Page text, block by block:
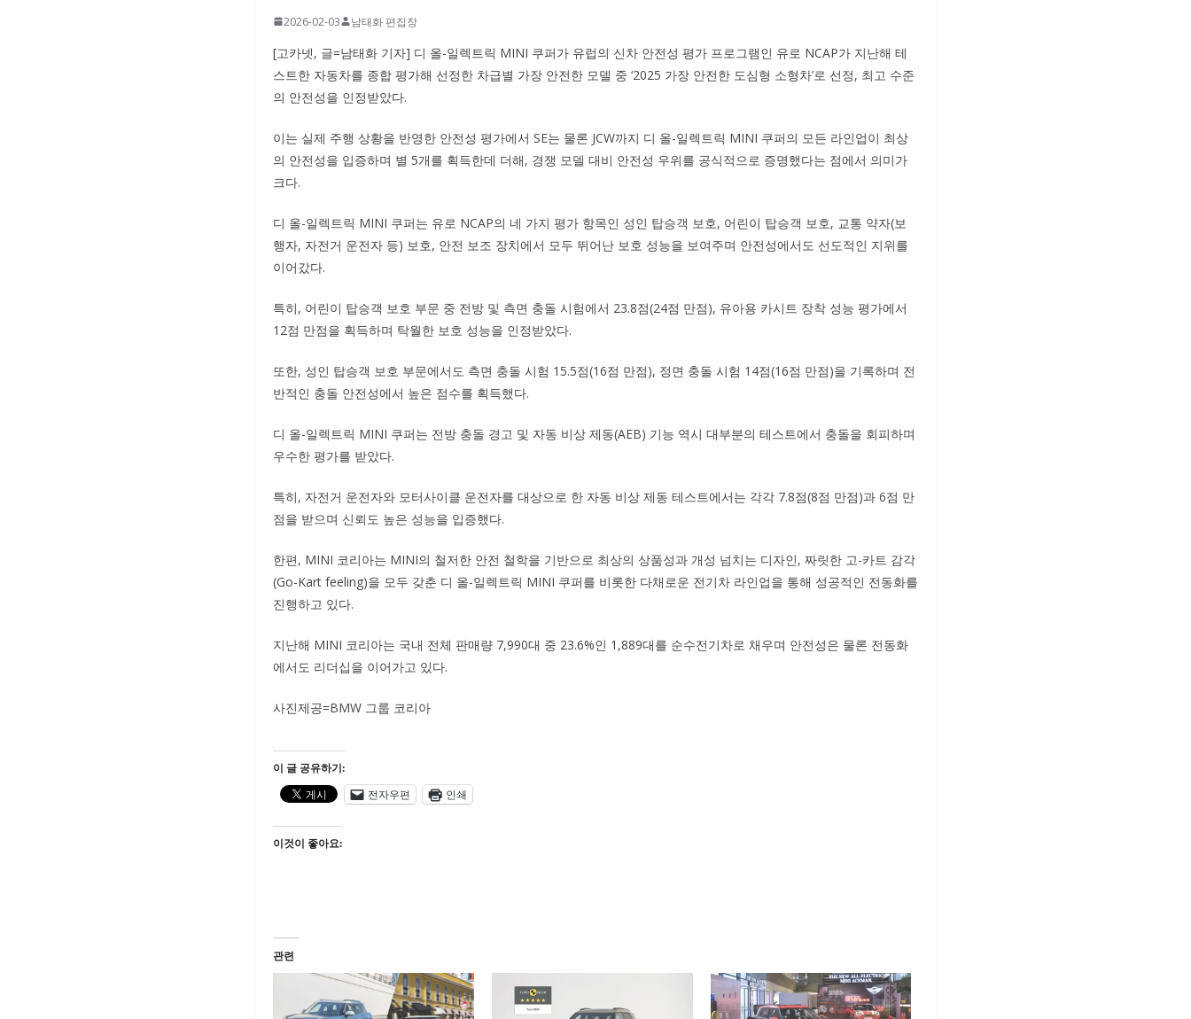
2026-02-03 남태화 편집장
[고카넷, 글=남태화 기자] 디 올-일렉트릭 MINI 쿠퍼가 유럽의 신차 안전성 평가 프로그램인 유로 NCAP가 지난해 테
스트한 자동차를 종합 평가해 선정한 차급별 가장 안전한 모델 중 ‘2025 가장 안전한 도심형 소형차’로 선정, 최고 수준
의 안전성을 인정받았다.
이는 실제 주행 상황을 반영한 안전성 평가에서 SE는 물론 JCW까지 디 올-일렉트릭 MINI 쿠퍼의 모든 라인업이 최상
의 안전성을 입증하며 별 5개를 획득한데 더해, 경쟁 모델 대비 안전성 우위를 공식적으로 증명했다는 점에서 의미가
크다.
디 올-일렉트릭 MINI 쿠퍼는 유로 NCAP의 네 가지 평가 항목인 성인 탑승객 보호, 어린이 탑승객 보호, 교통 약자(보
행자, 자전거 운전자 등) 보호, 안전 보조 장치에서 모두 뛰어난 보호 성능을 보여주며 안전성에서도 선도적인 지위를
이어갔다.
특히, 어린이 탑승객 보호 부문 중 전방 및 측면 충돌 시험에서 23.8점(24점 만점), 유아용 카시트 장착 성능 평가에서
12점 만점을 획득하며 탁월한 보호 성능을 인정받았다.
또한, 성인 탑승객 보호 부문에서도 측면 충돌 시험 15.5점(16점 만점), 정면 충돌 시험 14점(16점 만점)을 기록하며 전
반적인 충돌 안전성에서 높은 점수를 획득했다.
디 올-일렉트릭 MINI 쿠퍼는 전방 충돌 경고 및 자동 비상 제동(AEB) 기능 역시 대부분의 테스트에서 충돌을 회피하며
우수한 평가를 받았다.
특히, 자전거 운전자와 모터사이클 운전자를 대상으로 한 자동 비상 제동 테스트에서는 각각 7.8점(8점 만점)과 6점 만
점을 받으며 신뢰도 높은 성능을 입증했다.
한편, MINI 코리아는 MINI의 철저한 안전 철학을 기반으로 최상의 상품성과 개성 넘치는 디자인, 짜릿한 고-카트 감각
(Go-Kart feeling)을 모두 갖춘 디 올-일렉트릭 MINI 쿠퍼를 비롯한 다채로운 전기차 라인업을 통해 성공적인 전동화를
진행하고 있다.
지난해 MINI 코리아는 국내 전체 판매량 7,990대 중 23.6%인 1,889대를 순수전기차로 채우며 안전성은 물론 전동화
에서도 리더십을 이어가고 있다.
사진제공=BMW 그룹 코리아
이 글 공유하기:
전자우편
인쇄
이것이 좋아요:
관련